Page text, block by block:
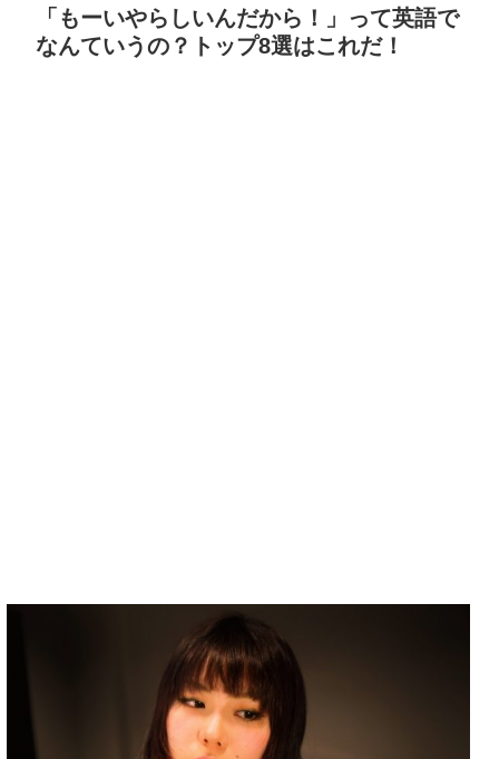
「もーいやらしいんだから！」って英語で
なんていうの？トップ8選はこれだ！